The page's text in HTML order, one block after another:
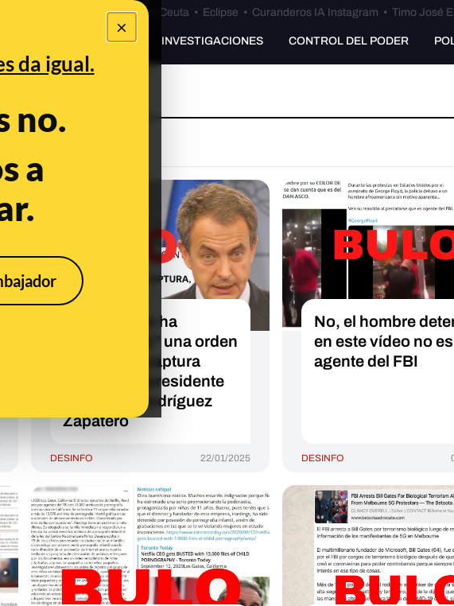
×
da igual.
no.
a
Especial Ceuta•Bulos Ceuta • Eclipse • Curanderos IA Instagram • Timo José
PREBUNKING INVESTIGACIONES CONTROL DEL PODER
No, el FBI no ha
"confirmado" una orden
de busca y captura
contra el expresidente
José Luis Rodríguez
Zapatero
DESINFO 22/01/2025
No, el hombre
en este vídeo no
agente del FBI
DESINFO